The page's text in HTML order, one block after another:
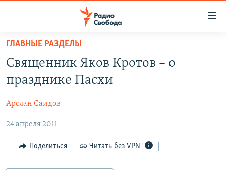
упрощенного
доступа
основному
Вернутся
главной
навигации
ПОДКАСТЫ
АВТОРСКИЕ ПРОЕКТЫ
ЦИТАТЫ СВОБОДЫ
МНЕНИЯ
КУЛЬТУРА
IDEL.РЕАЛИИ
ГЛАВНЫЕ РАЗДЕЛЫ
Священник Яков Кротов – о
празднике Пасхи
Арслан Саидов
24 апреля 2011
Поделиться Читать без VPN